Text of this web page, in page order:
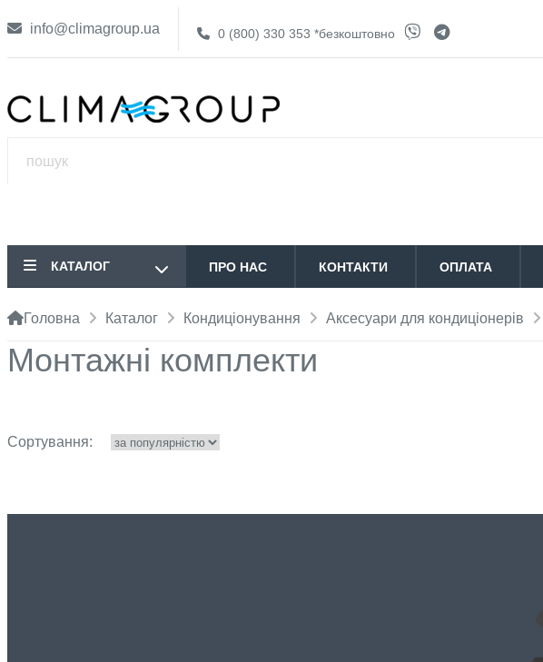
info@climagroup.ua 0 (800) 330 353 *безкоштовно
КАТАЛОГ ПРО НАС КОНТАКТИ ОПЛАТА
Головна Каталог Кондиціонування Аксесуари для кондиціонерів
Монтажні комплекти
Сортування: